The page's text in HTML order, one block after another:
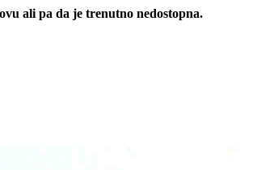
ali pa da je trenutno nedostopna.